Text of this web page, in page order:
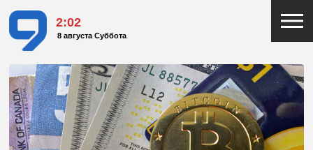
2:02
8 августа Суббота